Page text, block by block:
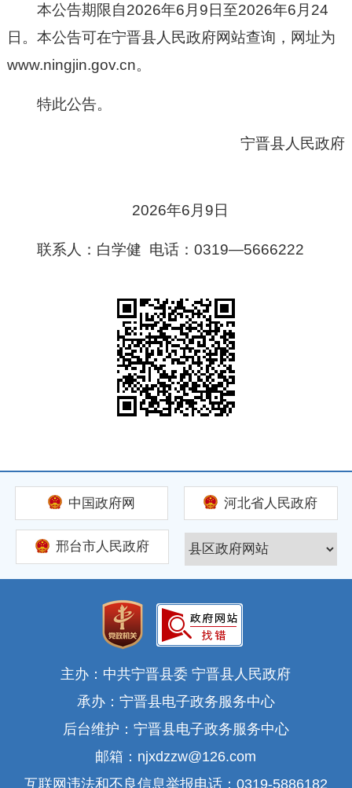
本公告期限自2026年6 月 9 日至2026年6 月 24
日。本公告可在宁晋县人民政府网站查询，网址为
www.ningjin.gov.cn。
特此公告。
宁晋县人民政府
2026年6月9日
联系人：白学健 电话：0319—5666222
中国政府网 河北省人民政府
邢台市人民政府
主办：中共宁晋县委 宁晋县人民政府
承办：宁晋县电子政务服务中心
后台维护：宁晋县电子政务服务中心
邮箱：njxdzzw@126.com
互联网违法和不良信息举报电话：0319-5886182